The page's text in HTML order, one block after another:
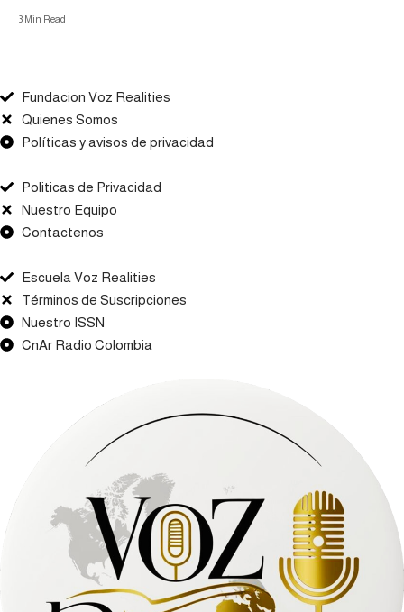
3 Min Read
Fundacion Voz Realities
Quienes Somos
Políticas y avisos de privacidad
Politicas de Privacidad
Nuestro Equipo
Contactenos
Escuela Voz Realities
Términos de Suscripciones
Nuestro ISSN
CnAr Radio Colombia